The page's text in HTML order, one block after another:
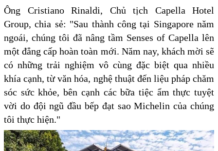
Ông Cristiano Rinaldi, Chủ tịch Capella Hotel
Group, chia sẻ: "Sau thành công tại Singapore năm
ngoái, chúng tôi đã nâng tầm Senses of Capella lên
một đẳng cấp hoàn toàn mới. Năm nay, khách mời sẽ
có những trải nghiệm vô cùng đặc biệt qua nhiều
khía cạnh, từ văn hóa, nghệ thuật đến liệu pháp chăm
sóc sức khỏe, bên cạnh các bữa tiệc ẩm thực tuyệt
vời do đội ngũ đầu bếp đạt sao Michelin của chúng
tôi thực hiện."